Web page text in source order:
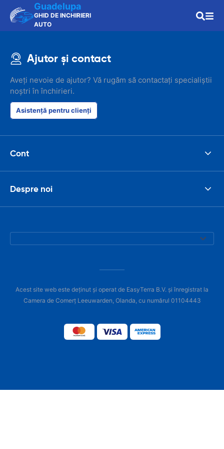
Guadelupa
GHID DE INCHIRIERI
AUTO
Ajutor și contact
Aveți nevoie de ajutor? Vă rugăm să contactați specialiștii
noștri în închirieri.
Asistență pentru clienți
Cont
Despre noi
Acest site web este deținut și operat de EasyTerra B.V. și înregistrat la
Camera de Comerț Leeuwarden, Olanda, cu numărul 01104443